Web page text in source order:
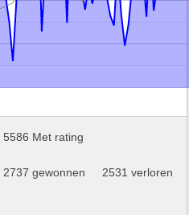
5586 Met rating
2737 gewonnen 2531 verloren